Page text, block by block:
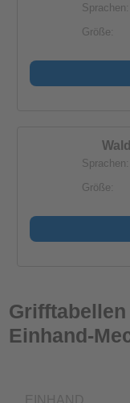
Größe:
Größe:
Einhand-